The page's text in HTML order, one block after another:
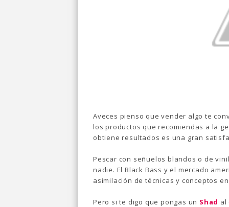
Aveces pienso que vender algo te
los productos que recomiendas a la
obtiene resultados es una gran
Pescar con señuelos blandos o de
nadie. El Black Bass y el mercado
asimilación de técnicas y conceptos
Pero si te digo que pongas un Shad al